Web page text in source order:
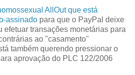
AllOut que está
assinado para que o PayPal deixe
efetuar transações monetárias para
ao "casamento"
também querendo pressionar o
aprovação do PLC 122/2006